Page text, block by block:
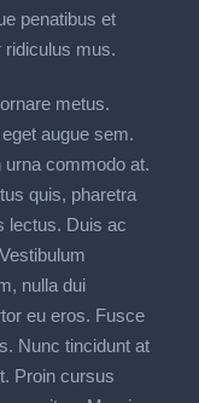
penatibus et
ridiculus mus.
metus.
augue sem.
commodo at.
quis, pharetra
lectus. Duis ac
nulla dui
eu eros. Fusce
Nunc tincidunt at
Proin cursus